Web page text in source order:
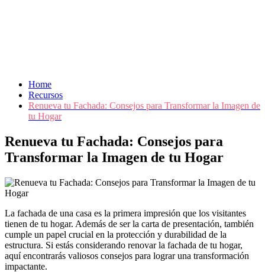
Home
Recursos
Renueva tu Fachada: Consejos para Transformar la Imagen de
tu Hogar
Renueva tu Fachada: Consejos para
Transformar la Imagen de tu Hogar
La fachada de una casa es la primera impresión que los visitantes
tienen de tu hogar. Además de ser la carta de presentación, también
cumple un papel crucial en la protección y durabilidad de la
estructura. Si estás considerando renovar la fachada de tu hogar,
aquí encontrarás valiosos consejos para lograr una transformación
impactante.